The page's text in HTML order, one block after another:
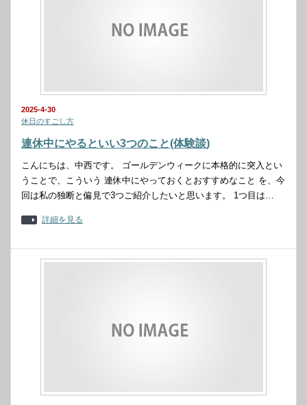
2025-4-30
休日のすごし方
連休中にやるといい3つのこと(体験談)
こんにちは、中西です。 ゴールデンウィークに本格的に突入とい
うことで、こういう 連休中にやっておくとおすすめなこと を、今
回は私の独断と偏見で3つご紹介したいと思います。 1つ目は…
詳細を見る